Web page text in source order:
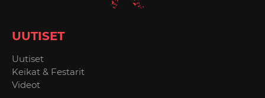
UUTISET
Uutiset
Keikat & Festarit
Videot